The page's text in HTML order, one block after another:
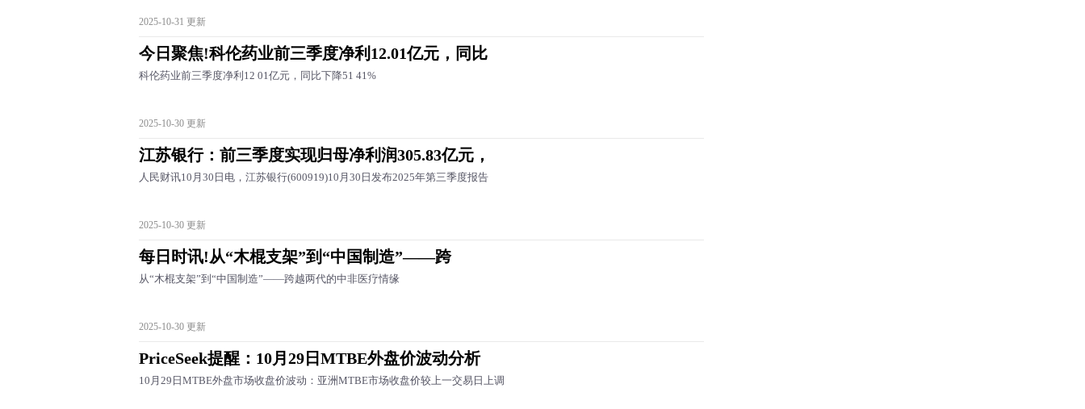
2025-10-31 更新
今日聚焦!科伦药业前三季度净利12.01亿元，同比
科伦药业前三季度净利12 01亿元，同比下降51 41%
2025-10-30 更新
江苏银行：前三季度实现归母净利润305.83亿元，
人民财讯10月30日电，江苏银行(600919)10月30日发布2025年第三季度报告
2025-10-30 更新
每日时讯!从“木棍支架”到“中国制造”——跨
从“木棍支架”到“中国制造”——跨越两代的中非医疗情缘
2025-10-30 更新
PriceSeek提醒：10月29日MTBE外盘价波动分析
10月29日MTBE外盘市场收盘价波动：亚洲MTBE市场收盘价较上一交易日上调